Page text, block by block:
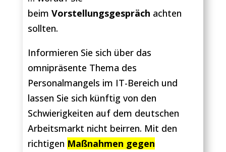
beim Vorstellungsgespräch achten
sollten.
Informieren Sie sich über das
omnipräsente Thema des
Personalmangels im IT-Bereich und
lassen Sie sich künftig von den
Schwierigkeiten auf dem deutschen
Arbeitsmarkt nicht beirren. Mit den
richtigen Maßnahmen gegen